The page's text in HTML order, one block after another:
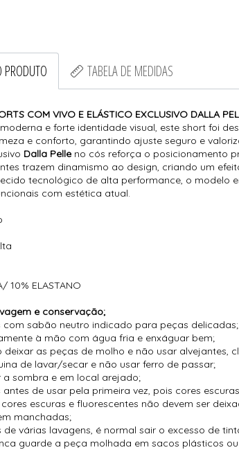
PRODUTO TABELA DE MEDIDAS
COM VIVO E ELÁSTICO EXCLUSIVO DALLA
e forte identidade visual, este short foi
e conforto, garantindo ajuste seguro e
Dalla Pelle no cós reforça o posicionamento
trazem dinamismo ao design, criando um
tecnológico de alta performance, o modelo
com estética atual.
10% ELASTANO
e conservação;
com sabão neutro indicado para peças delicadas;
à mão com água fria e enxáguar bem;
deixar as peças de molho e não usar alvejantes,
de lavar/secar e não usar ferro de passar;
a sombra e em local arejado;
de usar pela primeira vez, pois cores
escuras e fluorescentes não devem ser
manchadas;
de várias lavagens, é normal sair o excesso de
guarde a peça molhada em sacos plásticos